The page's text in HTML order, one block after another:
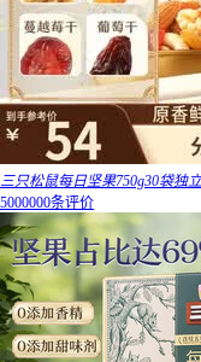
三只松鼠每日坚果750g30袋独
5000000条评价